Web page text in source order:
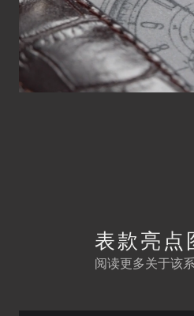
表款亮点
阅读更多关于该